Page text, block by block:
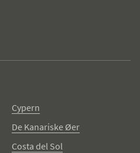
Cypern
De Kanariske Øer
Costa del Sol